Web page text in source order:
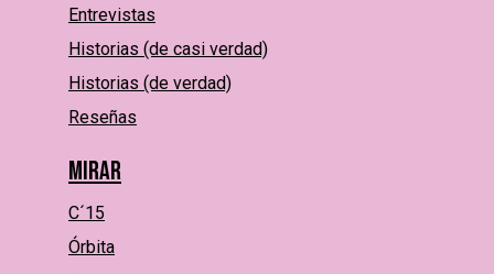
Entrevistas
Historias (de casi verdad)
Historias (de verdad)
Reseñas
Mirar
C´15
Órbita